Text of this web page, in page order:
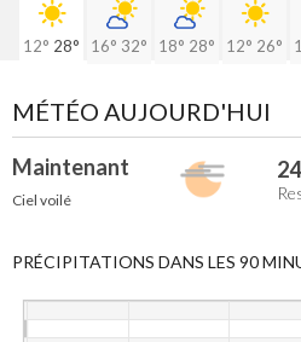
12° 28° 16° 32° 18° 28° 12° 26°
MÉTÉO AUJOURD'HUI
Maintenant
Ciel voilé
PRÉCIPITATIONS DANS LES 90